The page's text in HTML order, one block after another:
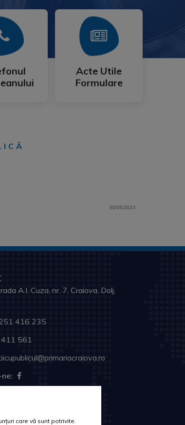
Mult
Acte Utile
Formulare
Acte Utile
Formulare
Mai Mult
30/05/2023
A.I. Cuza, nr. 7, Craiova, Dolj,
416 235
561
care vă sunt potrivite.